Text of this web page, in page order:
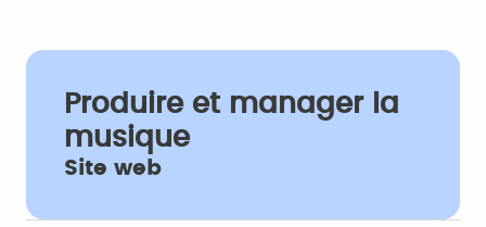
Produire et manager la
musique
Site web